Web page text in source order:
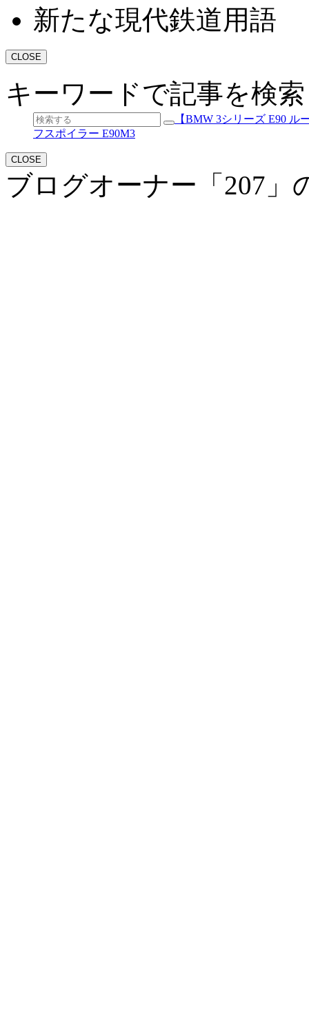
新たな現代鉄道用語
CLOSE
キーワードで記事を検索
【BMW 3シリーズ E90
フスポイラー E90M3
CLOSE
ブログオーナー「207」